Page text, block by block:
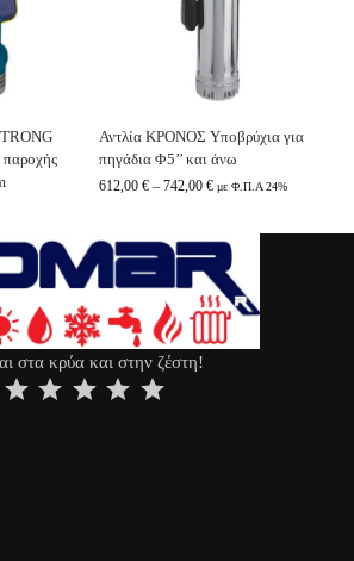
Αντλία ΚΡΟΝΟΣ Υποβρύχια για
πηγάδια Φ5’’ και άνω
612,00 € – 742,00 € με Φ.Π.Α 24%
στα κρύα και στην ζέστη!